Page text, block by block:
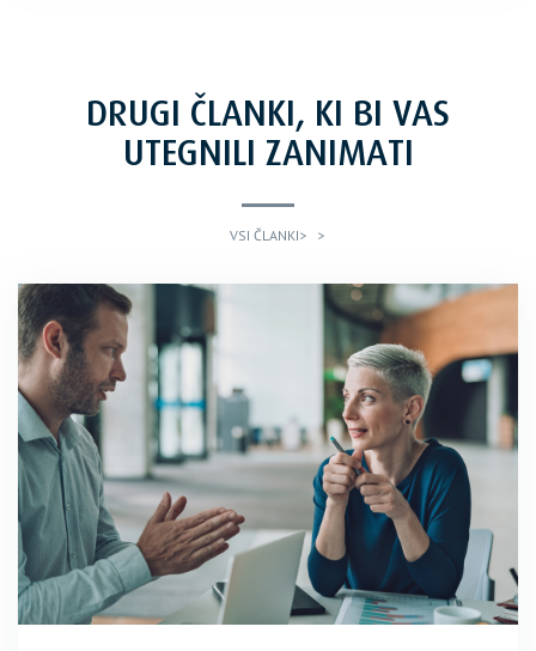
DRUGI ČLANKI, KI BI VAS
UTEGNILI ZANIMATI
VSI ČLANKI> >